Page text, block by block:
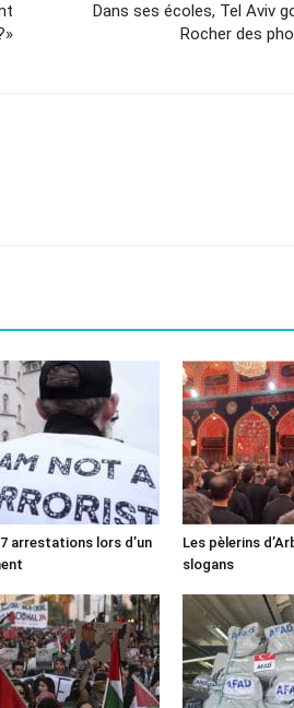
Dans ses écoles, Tel Aviv
Rocher des
arrestations lors d’un
Les pèlerins
slogans